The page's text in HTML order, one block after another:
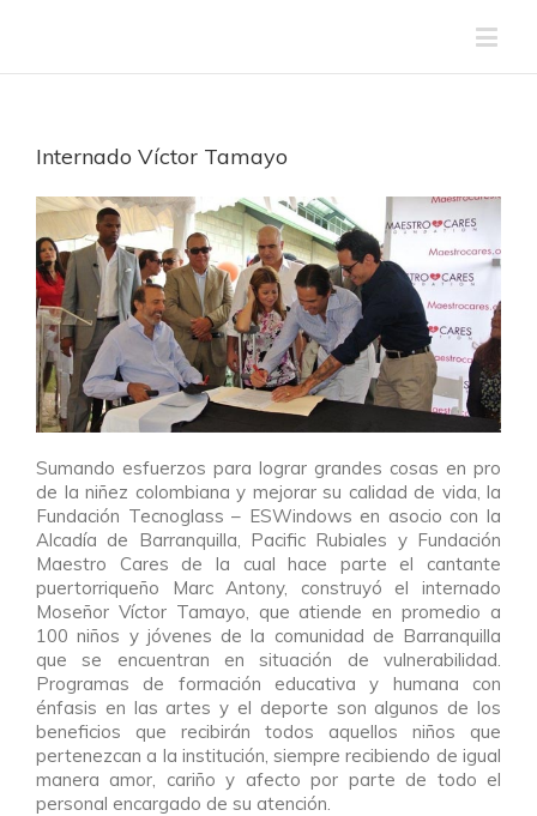
Internado Víctor Tamayo
Sumando esfuerzos para lograr grandes cosas en pro
de la niñez colombiana y mejorar su calidad de vida, la
Fundación Tecnoglass – ESWindows en asocio con la
Alcadía de Barranquilla, Pacific Rubiales y Fundación
Maestro Cares de la cual hace parte el cantante
puertorriqueño Marc Antony, construyó el internado
Moseñor Víctor Tamayo, que atiende en promedio a
100 niños y jóvenes de la comunidad de Barranquilla
que se encuentran en situación de vulnerabilidad.
Programas de formación educativa y humana con
énfasis en las artes y el deporte son algunos de los
beneficios que recibirán todos aquellos niños que
pertenezcan a la institución, siempre recibiendo de igual
manera amor, cariño y afecto por parte de todo el
personal encargado de su atención.